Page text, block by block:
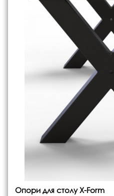
Опори для столу X-Form